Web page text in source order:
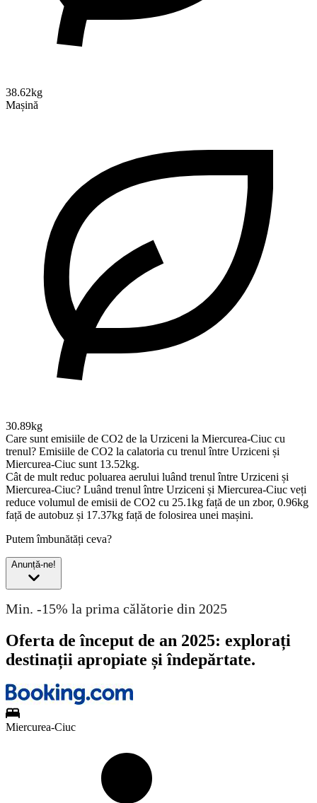
38.62kg
Mașină
30.89kg
Care sunt emisiile de CO2 de la Urziceni la Miercurea-Ciuc cu
trenul? Emisiile de CO2 la calatoria cu trenul între Urziceni și
Miercurea-Ciuc sunt 13.52kg.
Cât de mult reduc poluarea aerului luând trenul între Urziceni și
Miercurea-Ciuc? Luând trenul între Urziceni și Miercurea-Ciuc veți
reduce volumul de emisii de CO2 cu 25.1kg față de un zbor, 0.96kg
față de autobuz și 17.37kg față de folosirea unei mașini.
Putem îmbunătăți ceva?
Anunță-ne!
Min. -15% la prima călătorie din 2025
Oferta de început de an 2025: explorați
destinații apropiate și îndepărtate.
Miercurea-Ciuc